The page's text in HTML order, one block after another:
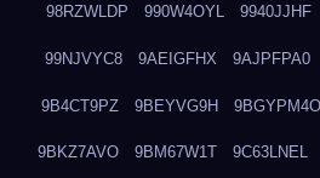
98RZWLDP 990W4OYL 9940JJHF
99NJVYC8 9AEIGFHX 9AJPFPA0
9B4CT9PZ 9BEYVG9H 9BGYPM4O
9BKZ7AVO 9BM67W1T 9C63LNEL